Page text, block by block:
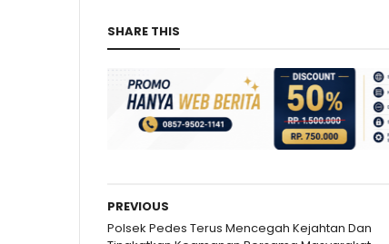
SHARE THIS
PREVIOUS
Polsek Pedes Terus Mencegah Kejahtan Dan